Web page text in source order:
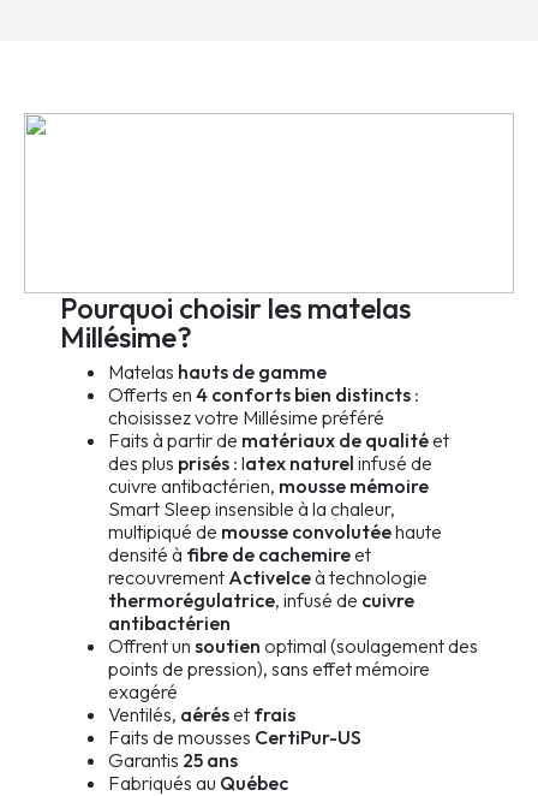
Pourquoi choisir les matelas
Millésime?
Matelas hauts de gamme
Offerts en 4 conforts bien distincts :
choisissez votre Millésime préféré
Faits à partir de matériaux de qualitéet
des plus prisés : latex naturel infusé de
cuivre antibactérien, mousse mémoire
Smart Sleep insensible à la chaleur,
multipiqué de mousse convolutéehaute
densité à fibre de cachemireet
recouvrement ActiveIceà technologie
thermorégulatrice, infusé de cuivre
antibactérien
Offrent un soutien optimal (soulagement des
points de pression), sans effet mémoire
exagéré
Ventilés, aéréset frais
Faits de mousses CertiPur-US
Garantis 25 ans
Fabriqués au Québec